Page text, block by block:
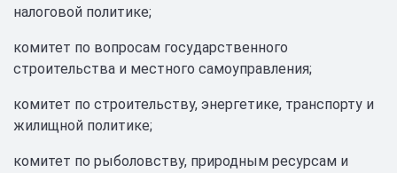
налоговой политике;
комитет по вопросам государственного
строительства и местного самоуправления;
комитет по строительству, энергетике, транспорту и
жилищной политике;
комитет по рыболовству, природным ресурсам и